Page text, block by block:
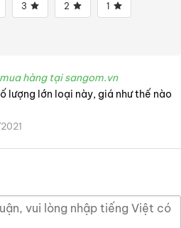
3 2 1
hàng tại sangom.vn
lượng lớn loại này, giá như thế nào